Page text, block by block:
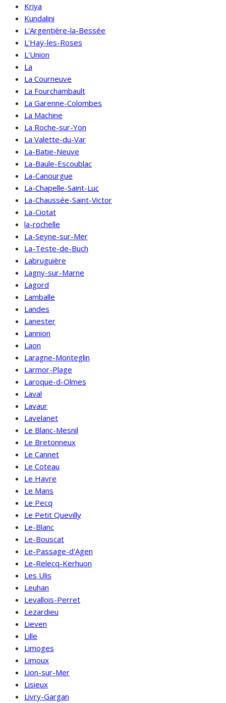
Kriya
Kundalini
L'Argentière-la-Bessée
L'Haÿ-les-Roses
L'Union
La
La Courneuve
La Fourchambault
La Garenne-Colombes
La Machine
La Roche-sur-Yon
La Valette-du-Var
La-Batie-Neuve
La-Baule-Escoublac
La-Canourgue
La-Chapelle-Saint-Luc
La-Chaussée-Saint-Victor
La-Ciotat
la-rochelle
La-Seyne-sur-Mer
La-Teste-de-Buch
Labruguière
Lagny-sur-Marne
Lagord
Lamballe
Landes
Lanester
Lannion
Laon
Laragne-Monteglin
Larmor-Plage
Laroque-d-Olmes
Laval
Lavaur
Lavelanet
Le Blanc-Mesnil
Le Bretonneux
Le Cannet
Le Coteau
Le Havre
Le Mans
Le Pecq
Le Petit Quevilly
Le-Blanc
Le-Bouscat
Le-Passage-d'Agen
Le-Relecq-Kerhuon
Les Ulis
Leuhan
Levallois-Perret
Lezardieu
Lieven
Lille
Limoges
Limoux
Lion-sur-Mer
Lisieux
Livry-Gargan